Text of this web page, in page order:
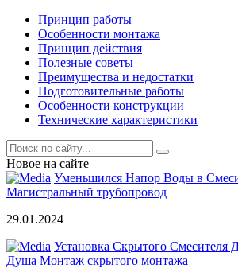
Принцип работы
Особенности монтажа
Принцип действия
Полезные советы
Преимущества и недостатки
Подготовительные работы
Особенности конструкции
Технические характеристики
Новое на сайте
Уменьшился Напор Воды в
Магистральный трубопровод
29.01.2024
Установка Скрытого Смесителя
Душа Монтаж скрытого монтажа